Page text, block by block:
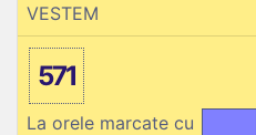
VESTEM
571
La orele marcate cu